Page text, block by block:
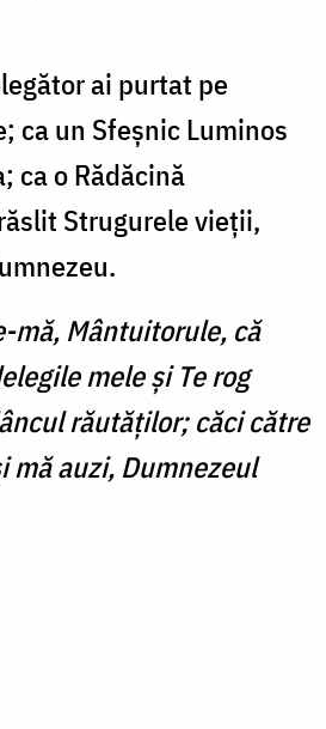
ai purtat pe
ca un Sfeşnic Luminos
ca o Rădăcină
Strugurele vieţii,
mă, Mântuitorule, că
mele şi Te rog
răutăţilor; căci către
mă auzi, Dumnezeul